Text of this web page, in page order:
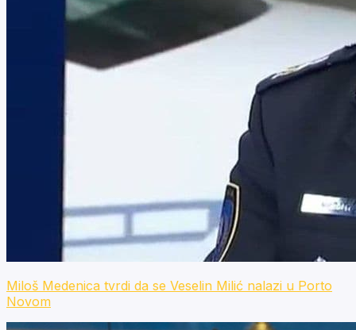
Miloš Medenica tvrdi da se Veselin Milić nalazi u Porto
Novom